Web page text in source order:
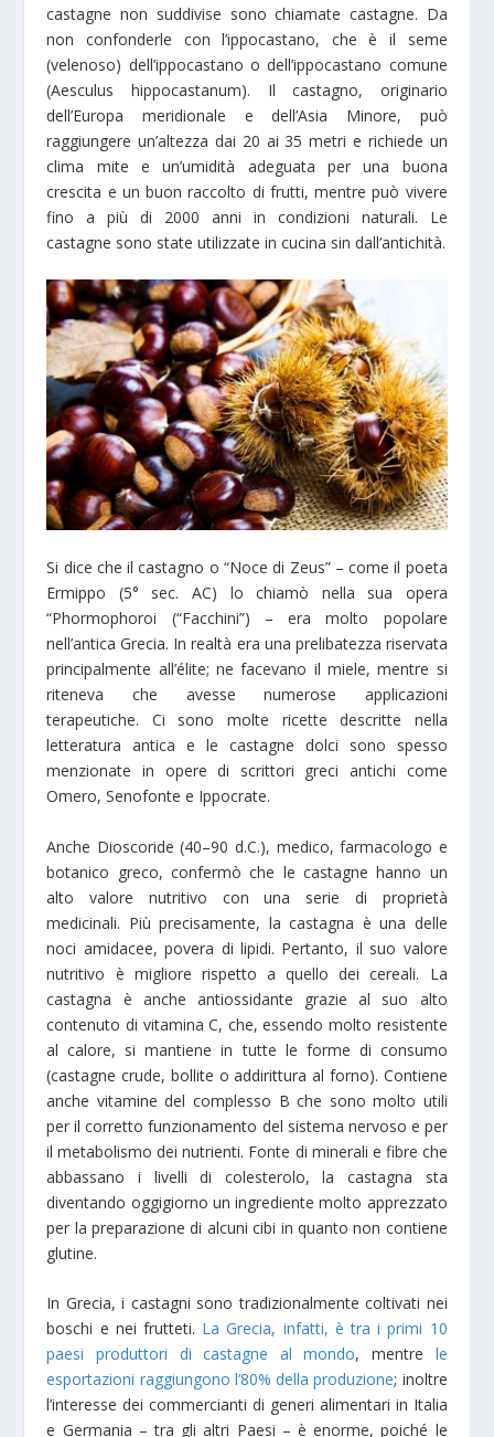
castagne non suddivise sono chiamate castagne. Da
non confonderle con l’ippocastano, che è il seme
(velenoso) dell’ippocastano o dell’ippocastano comune
(Aesculus hippocastanum). Il castagno, originario
dell’Europa meridionale e dell’Asia Minore, può
raggiungere un’altezza dai 20 ai 35 metri e richiede un
clima mite e un’umidità adeguata per una buona
crescita e un buon raccolto di frutti, mentre può vivere
fino a più di 2000 anni in condizioni naturali. Le
castagne sono state utilizzate in cucina sin dall’antichità.
Si dice che il castagno o “Noce di Zeus” – come il poeta
Ermippo (5° sec. AC) lo chiamò nella sua opera
“Phormophoroi (“Facchini”) – era molto popolare
nell’antica Grecia. In realtà era una prelibatezza riservata
principalmente all’élite; ne facevano il miele, mentre si
riteneva che avesse numerose applicazioni
terapeutiche. Ci sono molte ricette descritte nella
letteratura antica e le castagne dolci sono spesso
menzionate in opere di scrittori greci antichi come
Omero, Senofonte e Ippocrate.
Anche Dioscoride (40–90 d.C.), medico, farmacologo e
botanico greco, confermò che le castagne hanno un
alto valore nutritivo con una serie di proprietà
medicinali. Più precisamente, la castagna è una delle
noci amidacee, povera di lipidi. Pertanto, il suo valore
nutritivo è migliore rispetto a quello dei cereali. La
castagna è anche antiossidante grazie al suo alto
contenuto di vitamina C, che, essendo molto resistente
al calore, si mantiene in tutte le forme di consumo
(castagne crude, bollite o addirittura al forno). Contiene
anche vitamine del complesso B che sono molto utili
per il corretto funzionamento del sistema nervoso e per
il metabolismo dei nutrienti. Fonte di minerali e fibre che
abbassano i livelli di colesterolo, la castagna sta
diventando oggigiorno un ingrediente molto apprezzato
per la preparazione di alcuni cibi in quanto non contiene
glutine.
In Grecia, i castagni sono tradizionalmente coltivati ​​nei
boschi e nei frutteti. La Grecia, infatti, è tra i primi 10
paesi produttori di castagne al mondo, mentre le
esportazioni raggiungono l’80% della produzione; inoltre
l’interesse dei commercianti di generi alimentari in Italia
e Germania – tra gli altri Paesi – è enorme, poiché le